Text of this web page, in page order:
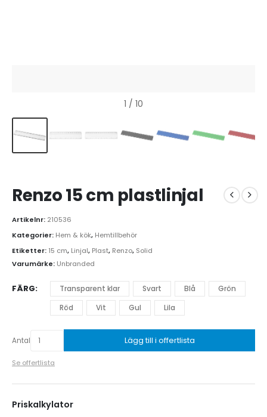
1 / 10
Renzo 15 cm plastlinjal
Artikelnr: 210536
Kategorier: Hem & kök, Hemtillbehör
Etiketter: 15 cm, Linjal, Plast, Renzo, Solid
Varumärke: Unbranded
FÄRG Transparent klar Svart Blå
Grön
Röd
Vit Gul Lila
Antal Lägg till i offertlista
Se offertlista
Priskalkylator